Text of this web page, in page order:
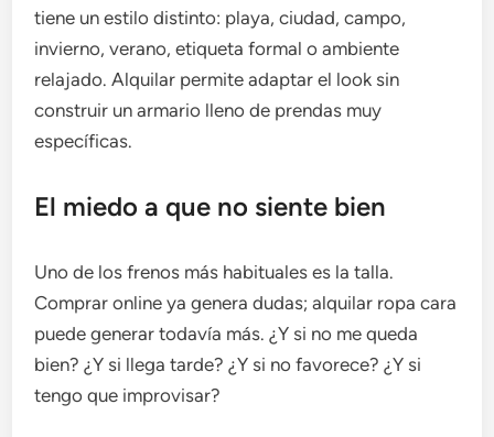
tiene un estilo distinto: playa, ciudad, campo,
invierno, verano, etiqueta formal o ambiente
relajado. Alquilar permite adaptar el look sin
construir un armario lleno de prendas muy
específicas.
El miedo a que no siente bien
Uno de los frenos más habituales es la talla.
Comprar online ya genera dudas; alquilar ropa cara
puede generar todavía más. ¿Y si no me queda
bien? ¿Y si llega tarde? ¿Y si no favorece? ¿Y si
tengo que improvisar?